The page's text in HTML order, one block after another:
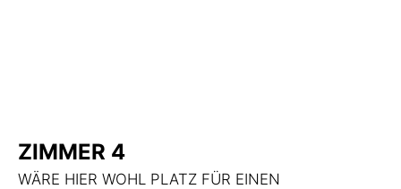
ZIMMER 4
WÄRE HIER WOHL PLATZ FÜR EINEN